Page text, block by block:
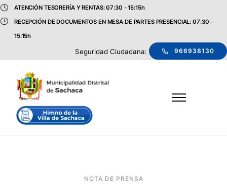
ATENCIÓN TESORERÍA Y RENTAS: 07:30 - 15:15h
RECEPCIÓN DE DOCUMENTOS EN MESA DE PARTES PRESENCIAL: 07:30 -
15:15h
Seguridad Ciudadana: 966938130
NOTA DE PRENSA